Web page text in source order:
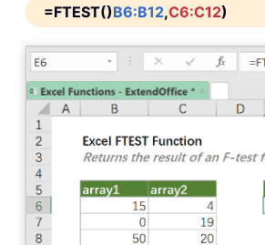
=FTEST()B6:B12,C6:C12)